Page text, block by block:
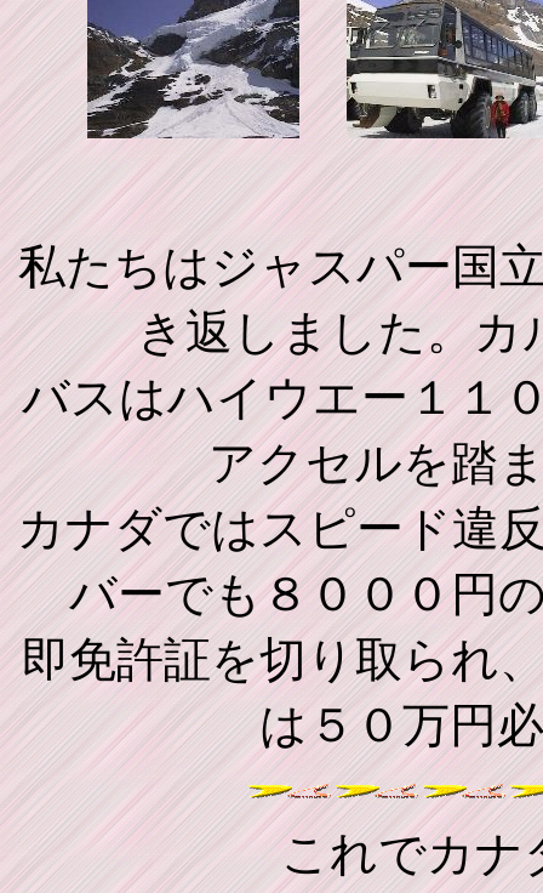
雪
私たちはジャスパー国
き返しました。カ
バスはハイウエー１１
アクセルを踏
カナダではスピード違
バーでも８０００円
即免許証を切り取られ
は５０万円
これでカナ